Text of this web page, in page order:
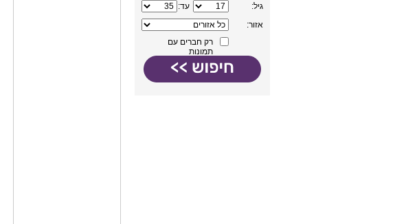
גיל:
עד:
אזור:
רק חברים עם
תמונות